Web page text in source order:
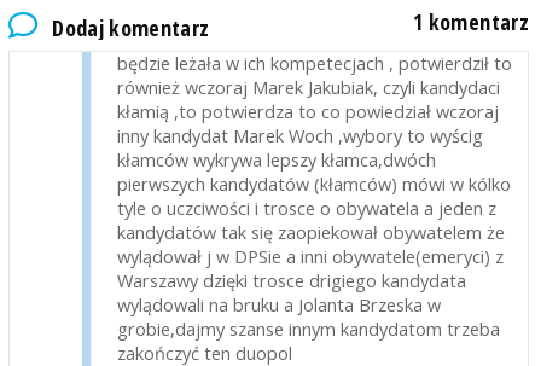
Dodaj komentarz 1 komentarz
wczoraj że kandydaci chwalą się czego nie zrobią
dla Polski a wiadomo że większość spraw nie
będzie leżała w ich kompetecjach , potwierdził to
również wczoraj Marek Jakubiak, czyli kandydaci
kłamią ,to potwierdza to co powiedział wczoraj
inny kandydat Marek Woch ,wybory to wyścig
kłamców wykrywa lepszy kłamca,dwóch
pierwszych kandydatów (kłamców) mówi w kólko
tyle o uczciwości i trosce o obywatela a jeden z
kandydatów tak się zaopiekował obywatelem że
wylądował j w DPSie a inni obywatele(emeryci) z
Warszawy dzięki trosce drigiego kandydata
wylądowali na bruku a Jolanta Brzeska w
grobie,dajmy szanse innym kandydatom trzeba
zakończyć ten duopol